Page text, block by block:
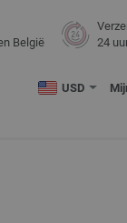
België
24
USD